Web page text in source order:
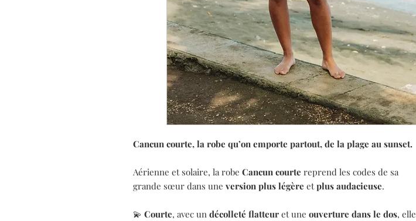
Cancun courte, la robe qu’on emporte partout, de la plage au sunset.
Aérienne et solaire, la robe Cancun courte reprend les codes de sa
grande sœur dans une version plus légère etplus audacieuse.
💫 Courte, avec un décolleté flatteur et une ouverture dans le dos, elle